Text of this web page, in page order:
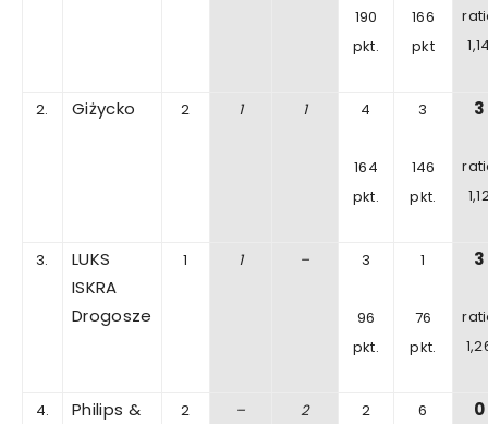
190
pkt.
166
pkt
2. Giżycko 2 1 1 4
164
pkt.
3
146
pkt.
3
1
3.
LUKS
ISKRA
Drogosze
1 1 – 3
96
pkt.
1
76
pkt.
3
1
4.
Philips &
2 – 2 2 6 0